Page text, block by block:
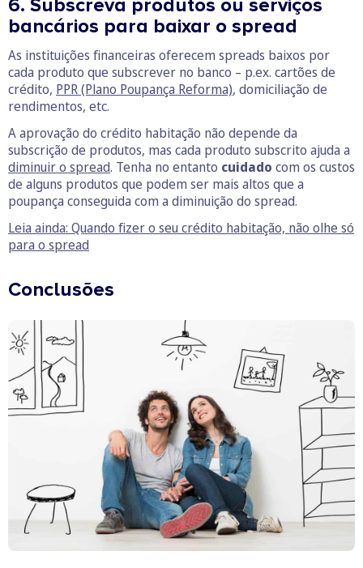
6. Subscreva produtos ou serviços
bancários para baixar o spread
As instituições financeiras oferecem spreads baixos por
cada produto que subscrever no banco – p.ex. cartões de
crédito, PPR (Plano Poupança Reforma), domiciliação de
rendimentos, etc.
A aprovação do crédito habitação não depende da
subscrição de produtos, mas cada produto subscrito ajuda a
diminuir o spread. Tenha no entanto cuidado com os custos
de alguns produtos que podem ser mais altos que a
poupança conseguida com a diminuição do spread.
Leia ainda: Quando fizer o seu crédito habitação, não olhe só
para o spread
Conclusões